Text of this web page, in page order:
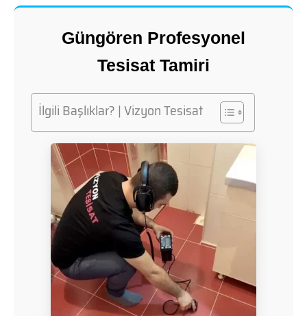
Güngören Profesyonel
Tesisat Tamiri
İlgili Başlıklar? | Vizyon Tesisat